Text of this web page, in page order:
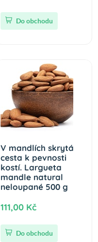
Do obchodu
V mandlích skrytá
cesta k pevnosti
kostí. Largueta
mandle natural
neloupané 500 g
111,00 Kč
Do obchodu